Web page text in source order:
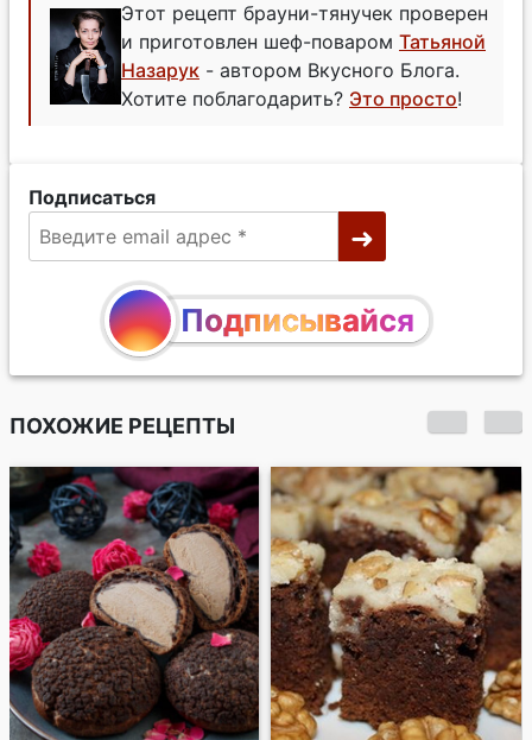
Этот рецепт брауни-тянучек проверен
и приготовлен шеф-поваром Татьяной
Назарук - автором Вкусного Блога.
Хотите поблагодарить? Это просто!
Подписаться
Подписывайся
ПОХОЖИЕ РЕЦЕПТЫ
Брукис - нарезное
печенье-брауни